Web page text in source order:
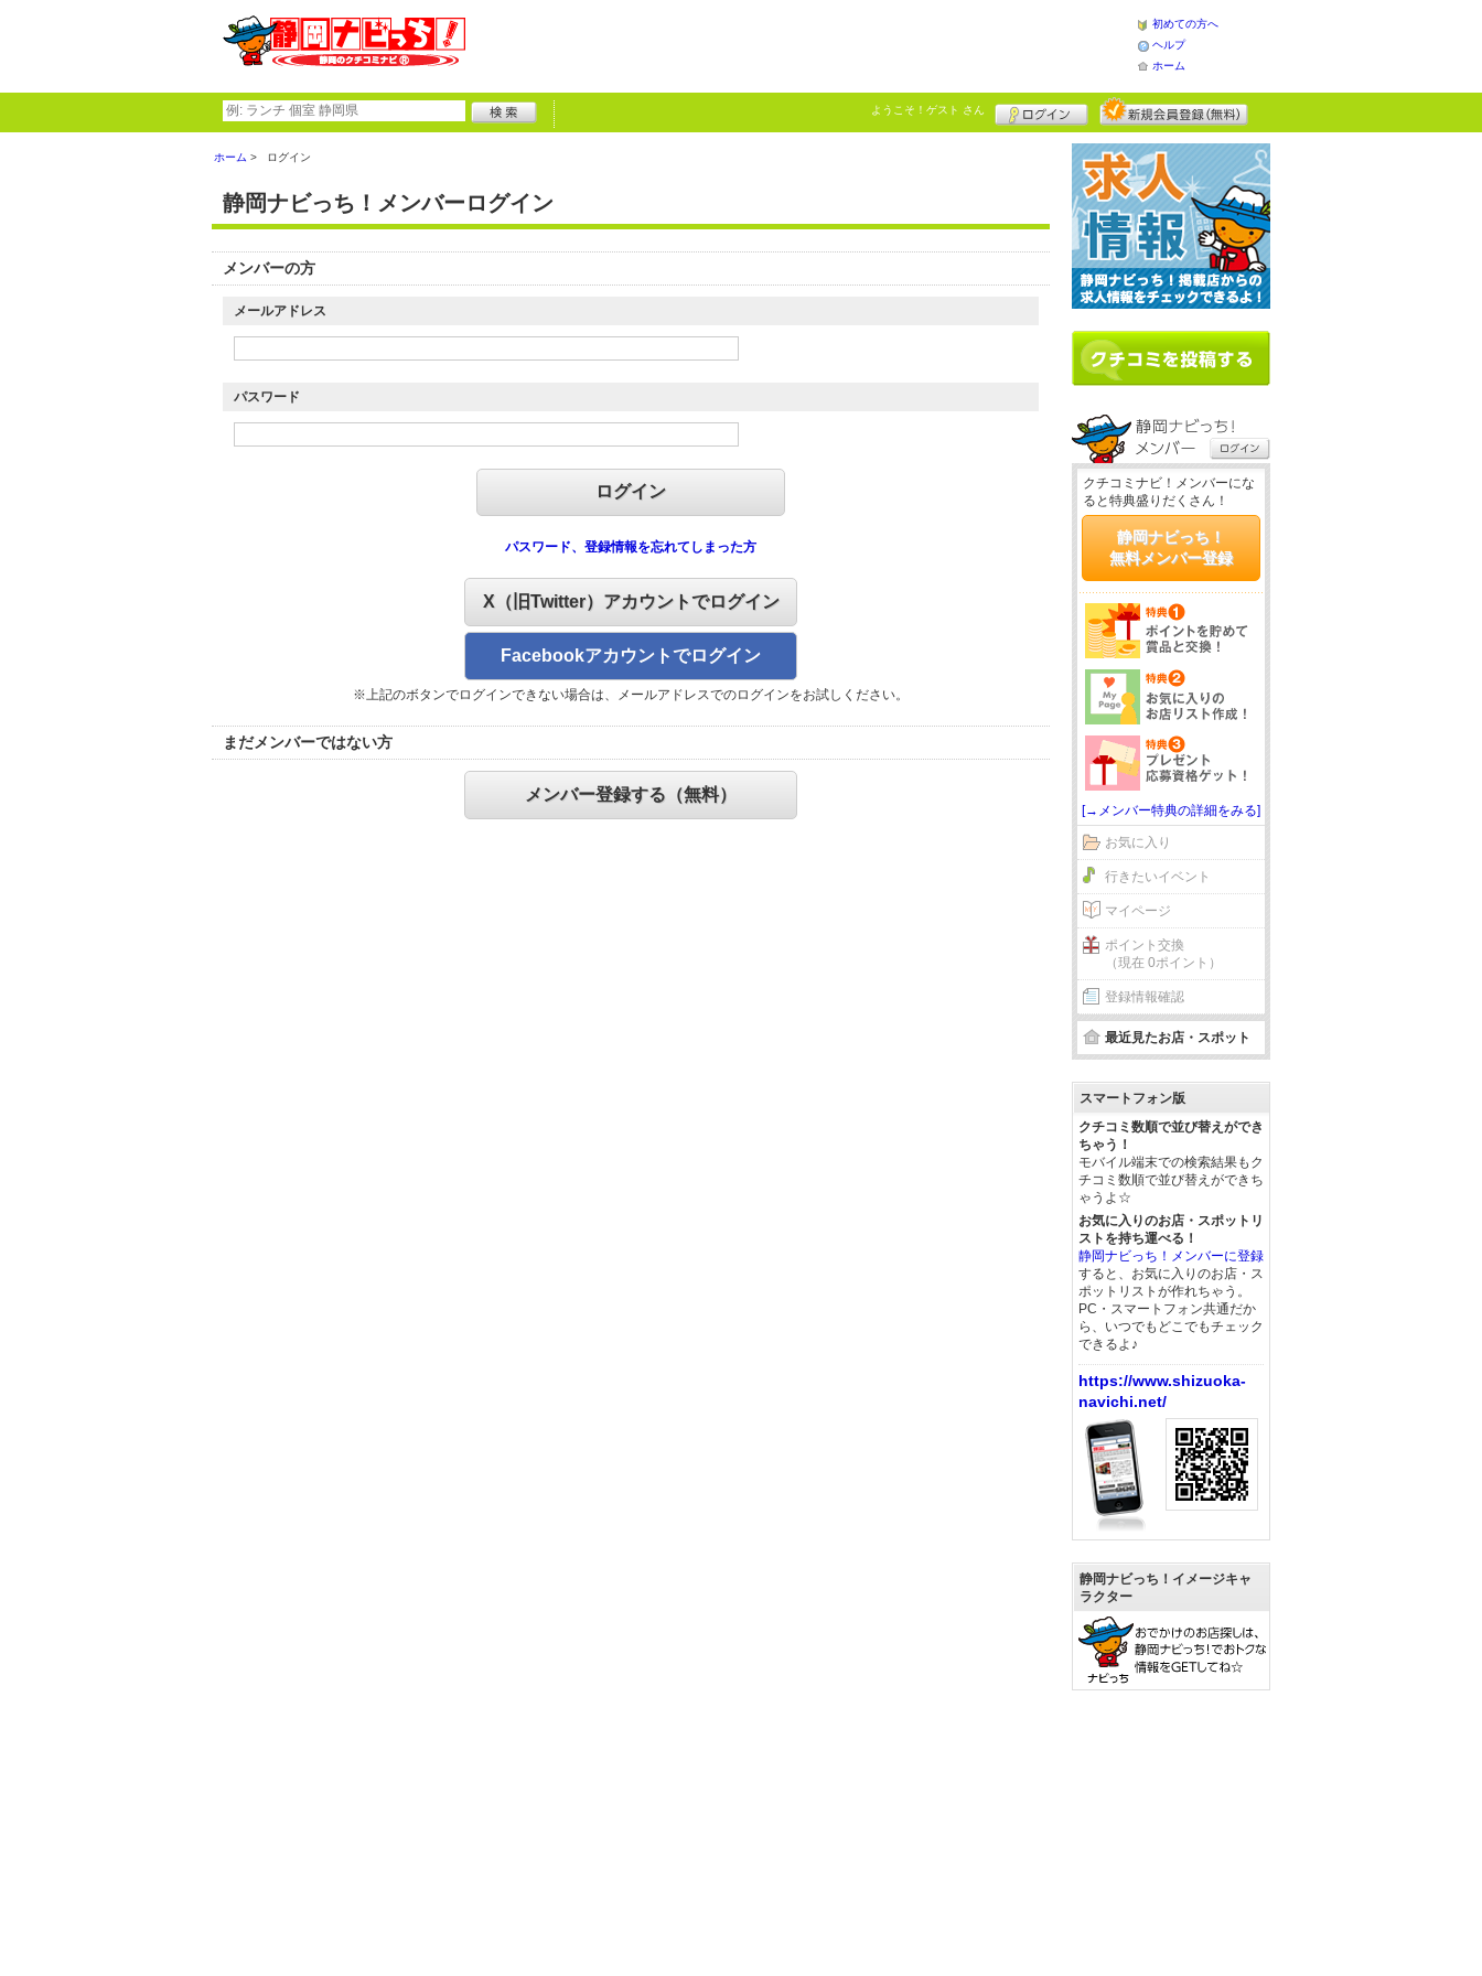
初めての方へ
ヘルプ
ホーム
ようこそ！ ゲスト さん
ホーム ログイン
静岡ナビっち！メンバーログイン
メンバーの方
メールアドレス
パスワード
パスワード、登録情報を忘れてしまった方
X（旧Twitter）アカウントでログイン
Facebookアカウントでログイン
※上記のボタンでログインできない場合は、メールアドレスでのログインをお試しください。
まだメンバーではない方
メンバー登録する（無料）
クチコミナビ！メンバーにな
ると特典盛りだくさん！
静岡ナビっち！
無料メンバー登録
[→メンバー特典の詳細をみる]
お気に入り
行きたいイベント
マイページ
ポイント交換
（現在 0ポイント）
登録情報確認
最近見たお店・スポット
スマートフォン版
クチコミ数順で並び替えができ
ちゃう！
モバイル端末での検索結果もク
チコミ数順で並び替えができち
ゃうよ☆
お気に入りのお店・スポットリ
ストを持ち運べる！
静岡ナビっち！メンバーに登録
すると、お気に入りのお店・ス
ポットリストが作れちゃう。
PC・スマートフォン共通だか
ら、いつでもどこでもチェック
できるよ♪
https://www.shizuoka-
navichi.net/
静岡ナビっち！イメージキャ
ラクター